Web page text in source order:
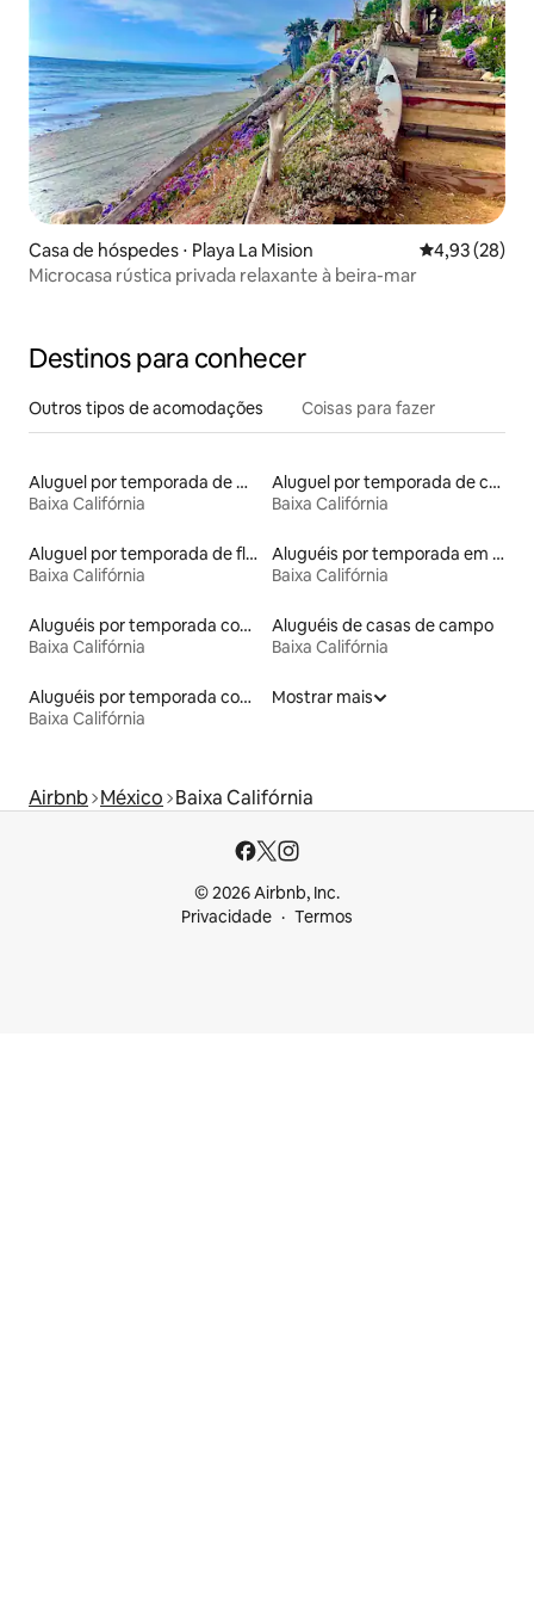
Casa de hóspedes ⋅ Playa La Mision 4,93 de uma
4,93 (28)
Microcasa rústica privada relaxante à beira-mar
Destinos para conhecer
Outros tipos de acomodações Coisas para fazer
Aluguel por temporada de microcasas
Baixa Califórnia
Aluguel por temporada de casas de veraneio
Baixa Califórnia
Aluguel por temporada de flats
Baixa Califórnia
Aluguéis por temporada em resorts
Baixa Califórnia
Aluguéis por temporada com banheira de hidromassagem
Baixa Califórnia
Aluguéis de casas de campo
Baixa Califórnia
Aluguéis por temporada com suítes privativas
Baixa Califórnia
Mostrar mais
Airbnb México Baixa Califórnia
© 2026 Airbnb, Inc.
Privacidade
Termos